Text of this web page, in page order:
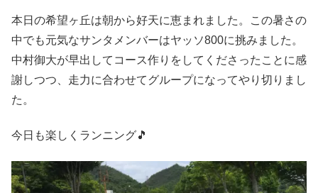
本日の希望ヶ丘は朝から好天に恵まれました。この暑さの
中でも元気なサンタメンバーはヤッソ800に挑みました。
中村御大が早出してコース作りをしてくださったことに感
謝しつつ、走力に合わせてグループになってやり切りまし
た。
今日も楽しくランニング🎵